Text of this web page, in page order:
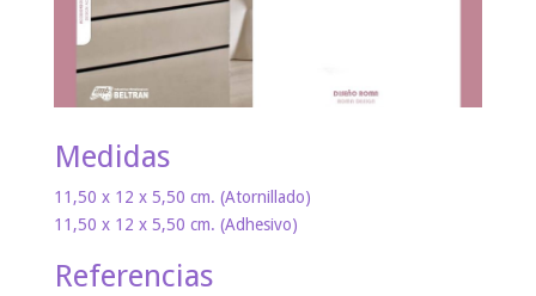
Medidas
11,50 x 12 x 5,50 cm. (Atornillado)
11,50 x 12 x 5,50 cm. (Adhesivo)
Referencias